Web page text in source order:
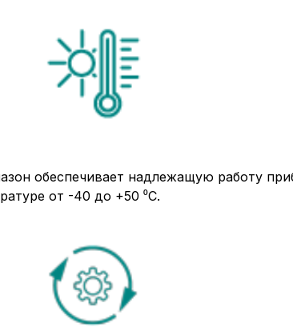
обеспечивает надлежащую работу
от -40 до +50 ⁰С.